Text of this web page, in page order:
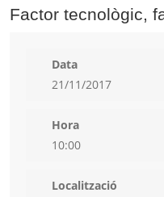
Factor tecnològic,
Data
21/11/2017
Hora
10:00
Localització